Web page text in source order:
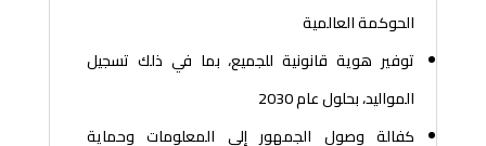
الحوكمة العالمية
توفير هوية قانونية للجميع، بما في ذلك تسجيل
المواليد، بحلول عام 2030
كفالة وصول الجمهور إلى المعلومات وحماية